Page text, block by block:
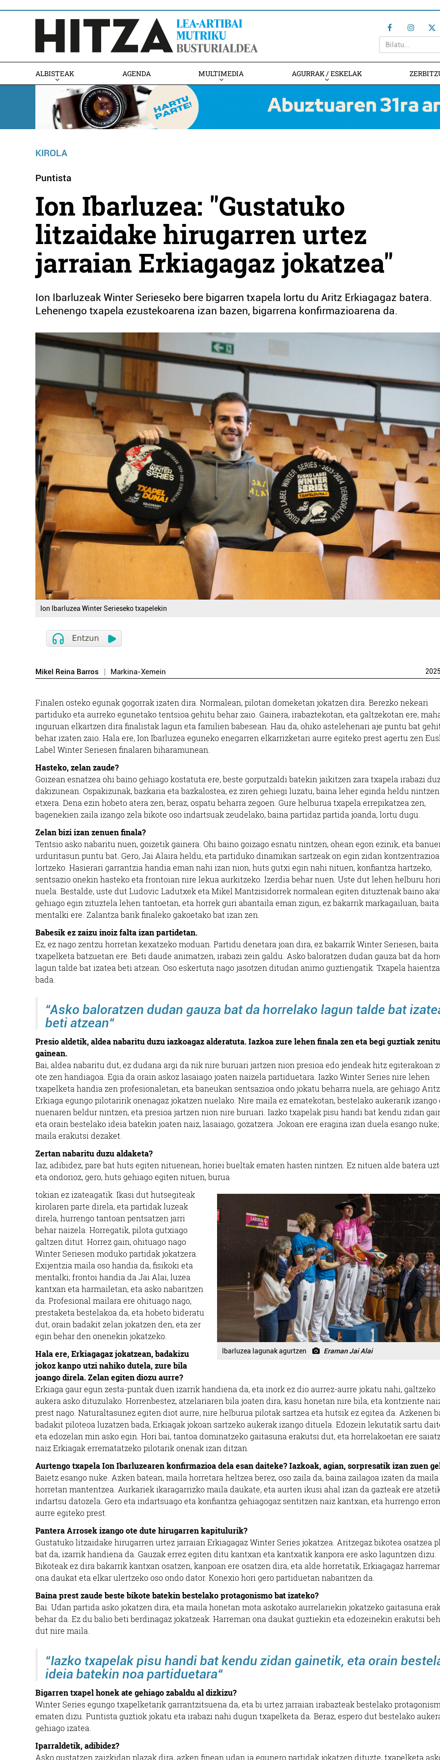
ALBISTEAK AGENDA MULTIMEDIA AGURRAK / ESKELAK
KIROLA
Puntista
Ion Ibarluzea: "Gustatuko
litzaidake hirugarren urtez
jarraian Erkiagagaz jokatzea"
Ion Ibarluzeak Winter Serieseko bere bigarren txapela lortu du Aritz Erkiagagaz batera.
Lehenengo txapela ezustekoarena izan bazen, bigarrena konfirmazioarena da.
Ion Ibarluzea Winter Serieseko txapelekin
Mikel Reina Barros Markina-Xemein 2025
Finalen osteko egunak gogorrak izaten dira. Normalean, pilotan domeketan jokatzen dira. Berezko nekeari
partiduko eta aurreko egunetako tentsioa gehitu behar zaio. Gainera, irabaztekotan, eta galtzekotan ere,
inguruan elkartzen dira finalistak lagun eta familien babesean. Hau da, ohiko astelehenari aje puntu bat
behar izaten zaio. Hala ere, Ion Ibarluzea eguneko enegarren elkarrizketari aurre egiteko prest agertu zen
Label Winter Seriesen finalaren biharamunean.
Hasteko, zelan zaude?
Goizean esnatzea ohi baino gehiago kostatuta ere, beste gorputzaldi batekin jaikitzen zara txapela irabazi
dakizunean. Ospakizunak, bazkaria eta bazkalostea, ez ziren gehiegi luzatu, baina leher eginda heldu nintzen
etxera. Dena ezin hobeto atera zen, beraz, ospatu beharra zegoen. Gure helburua txapela errepikatzea zen,
bagenekien zaila izango zela bikote oso indartsuak zeudelako, baina partidaz partida joanda, lortu dugu.
Zelan bizi izan zenuen finala?
Tentsio asko nabaritu nuen, goizetik gainera. Ohi baino goizago esnatu nintzen, ohean egon ezinik, eta
urduritasun puntu bat. Gero, Jai Alaira heldu, eta partiduko dinamikan sartzeak on egin zidan kontzentrazioa
lortzeko. Hasierari garrantzia handia eman nahi izan nion, huts gutxi egin nahi nituen, konfiantza hartzeko,
sentsazio onekin hasteko eta frontoian nire lekua aurkitzeko. Izerdia behar nuen. Uste dut lehen helburu
nuela. Bestalde, uste dut Ludovic Ladutxek eta Mikel Mantzisidorrek normalean egiten dituztenak baino
gehiago egin zituztela lehen tantoetan, eta horrek guri abantaila eman zigun, ez bakarrik markagailuan, baita
mentalki ere. Zalantza barik finaleko gakoetako bat izan zen.
Babesik ez zaizu inoiz falta izan partidetan.
Ez, ez nago zentzu horretan kexatzeko moduan. Partidu denetara joan dira, ez bakarrik Winter Seriesen, baita
txapelketa batzuetan ere. Beti daude animatzen, irabazi zein galdu. Asko baloratzen dudan gauza bat da
lagun talde bat izatea beti atzean. Oso eskertuta nago jasotzen ditudan animo guztiengatik. Txapela
bada.
“Asko baloratzen dudan gauza bat da horrelako lagun talde bat
beti atzean“
Presio aldetik, aldea nabaritu duzu iazkoagaz alderatuta. Iazkoa zure lehen finala zen eta begi guztiak
gainean.
Bai, aldea nabaritu dut, ez dudana argi da nik nire buruari jartzen nion presioa edo jendeak hitz egiterakoan
ote zen handiagoa. Egia da orain askoz lasaiago joaten naizela partiduetara. Iazko Winter Series nire lehen
txapelketa handia zen profesionaletan, eta baneukan sentsazioa ondo jokatu beharra nuela, are gehiago Aritz
Erkiaga egungo pilotaririk onenagaz jokatzen nuelako. Nire maila ez ematekotan, bestelako aukerarik izango
nuenaren beldur nintzen, eta presioa jartzen nion nire buruari. Iazko txapelak pisu handi bat kendu zidan
eta orain bestelako ideia batekin joaten naiz, lasaiago, gozatzera. Jokoan ere eragina izan duela esango
maila erakutsi dezaket.
Zertan nabaritu duzu aldaketa?
Iaz, adibidez, pare bat huts egiten nituenean, horiei bueltak ematen hasten nintzen. Ez nituen alde batera
eta ondorioz, gero, huts gehiago egiten nituen, burua
Ibarluzea lagunak agurtzen Eraman Jai Alai
tokian ez izateagatik. Ikasi dut hutsegiteak
kirolaren parte direla, eta partidak luzeak
direla, hurrengo tantoan pentsatzen jarri
behar naizela. Horregatik, pilota gutxiago
galtzen ditut. Horrez gain, ohituago nago
Winter Seriesen moduko partidak jokatzera.
Exijentzia maila oso handia da, fisikoki eta
mentalki; frontoi handia da Jai Alai, luzea
kantxan eta harmailetan, eta asko nabaritzen
da. Profesional mailara ere ohituago nago,
prestaketa bestelakoa da, eta hobeto bideratu
dut, orain badakit zelan jokatzen den, eta zer
egin behar den onenekin jokatzeko.
Hala ere, Erkiagagaz jokatzean, badakizu
jokoz kanpo utzi nahiko dutela, zure bila
joango direla. Zelan egiten diozu aurre?
Erkiaga gaur egun zesta-puntak duen izarrik handiena da, eta inork ez dio aurrez-aurre jokatu nahi, galtzeko
aukera asko dituzulako. Horrenbestez, atzelariaren bila joaten dira, kasu honetan nire bila, eta kontziente
prest nago. Naturaltasunez egiten diot aurre, nire helburua pilotak sartzea eta hutsik ez egitea da. Azkenen
badakit piloteoa luzatzen bada, Erkiagak jokoan sartzeko aukerak izango dituela. Edozein lekutatik sartu
eta edozelan min asko egin. Hori bai, tantoa dominatzeko gaitasuna erakutsi dut, eta horrelakoetan ere
naiz Erkiagak errematatzeko pilotarik onenak izan ditzan.
Aurtengo txapela Ion Ibarluzearen konfirmazioa dela esan daiteke? Iazkoak, agian, sorpresatik izan zuen
Baietz esango nuke. Azken batean, maila horretara heltzea berez, oso zaila da, baina zailagoa izaten da maila
horretan mantentzea. Aurkariek ikaragarrizko maila daukate, eta aurten ikusi ahal izan da gazteak ere
indartsu datozela. Gero eta indartsuago eta konfiantza gehiagogaz sentitzen naiz kantxan, eta hurrengo
aurre egiteko prest.
Pantera Arrosek izango ote dute hirugarren kapitulurik?
Gustatuko litzaidake hirugarren urtez jarraian Erkiagagaz Winter Series jokatzea. Aritzegaz bikotea osatzea
bat da, izarrik handiena da. Gauzak errez egiten ditu kantxan eta kantxatik kanpora ere asko laguntzen dizu.
Bikoteak ez dira bakarrik kantxan osatzen, kanpoan ere osatzen dira, eta alde horretatik, Erkiagagaz
ona daukat eta elkar ulertzeko oso ondo dator. Konexio hori gero partiduetan nabaritzen da.
Baina prest zaude beste bikote batekin bestelako protagonismo bat izateko?
Bai. Udan partida asko jokatzen dira, eta maila honetan mota askotako aurrelariekin jokatzeko gaitasuna
behar da. Ez du balio beti berdinagaz jokatzeak. Harreman ona daukat guztiekin eta edozeinekin erakutsi
dut nire maila.
“Iazko txapelak pisu handi bat kendu zidan gainetik, eta orain
ideia batekin noa partiduetara“
Bigarren txapel honek ate gehiago zabaldu al dizkizu?
Winter Series egungo txapelketarik garrantzitsuena da, eta bi urtez jarraian irabazteak bestelako
ematen dizu. Puntista guztiok jokatu eta irabazi nahi dugun txapelketa da. Beraz, espero dut bestelako
gehiago izatea.
Iparraldetik, adibidez?
Asko gustatzen zaizkidan plazak dira, azken finean udan ia egunero partidak jokatzen dituzte, txapelketa